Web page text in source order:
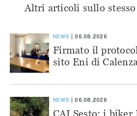
Altri articoli sullo stesso
NEWS 06.08.2026
Firmato il
sito Eni di
NEWS 06.08.2026
CAI Sesto: i